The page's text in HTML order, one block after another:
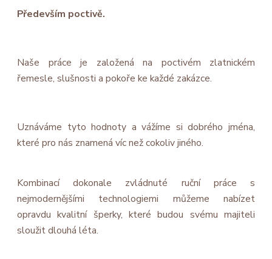
Především poctivě.
Naše práce je založená na poctivém zlatnickém
řemesle, slušnosti a pokoře ke každé zakázce.
Uznáváme tyto hodnoty a vážíme si dobrého jména,
které pro nás znamená víc než cokoliv jiného.
Kombinací dokonale zvládnuté ruční práce s
nejmodernějšími technologiemi můžeme nabízet
opravdu kvalitní šperky, které budou svému majiteli
sloužit dlouhá léta.